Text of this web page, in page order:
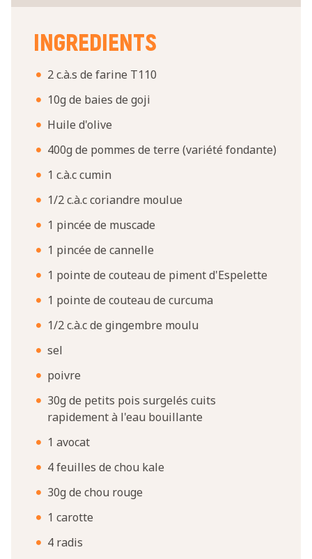
INGREDIENTS
2 c.à.s de farine T110
10g de baies de goji
Huile d'olive
400g de pommes de terre (variété fondante)
1 c.à.c cumin
1/2 c.à.c coriandre moulue
1 pincée de muscade
1 pincée de cannelle
1 pointe de couteau de piment d'Espelette
1 pointe de couteau de curcuma
1/2 c.à.c de gingembre moulu
sel
poivre
30g de petits pois surgelés cuits
rapidement à l'eau bouillante
1 avocat
4 feuilles de chou kale
30g de chou rouge
1 carotte
4 radis